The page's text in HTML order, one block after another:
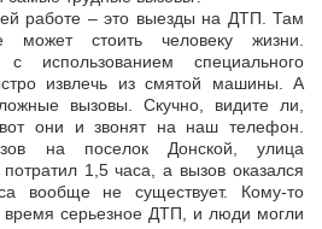
работе – это выезды на ДТП. Там
может стоить человеку жизни.
использованием специального
извлечь из смятой машины. А
вызовы. Скучно, видите ли,
они и звонят на наш телефон.
на поселок Донской, улица
1,5 часа, а вызов оказался
вообще не существует. Кому-то
время серьезное ДТП, и люди могли